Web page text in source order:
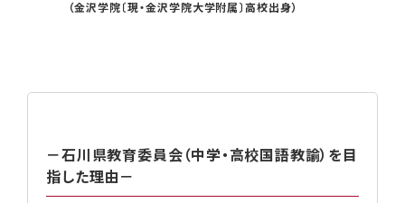
（金沢学院〔現・金沢学院大学附属〕高校出身）
－石川県教育委員会（中学・高校国語教諭）を目
指した理由－